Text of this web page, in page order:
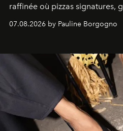
raffinée où pizzas signatures,
d'exception composent un
07.08.2026 by Pauline Borgogno